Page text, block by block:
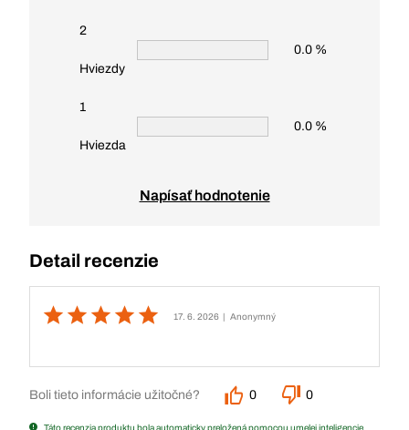
2
Hviezdy
0.0 %
1
Hviezda
0.0 %
Napísať hodnotenie
Detail recenzie
17. 6. 2026 | Anonymný
Boli tieto informácie užitočné? 0 0
Táto recenzia produktu bola automaticky preložená pomocou umelej inteligencie